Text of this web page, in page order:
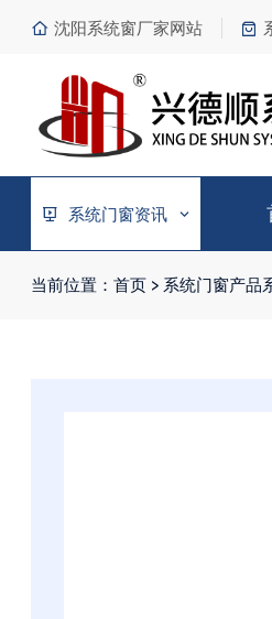
沈阳系统窗厂家网站
系统门窗资讯
当前位置： 首页 > 系统门窗产品